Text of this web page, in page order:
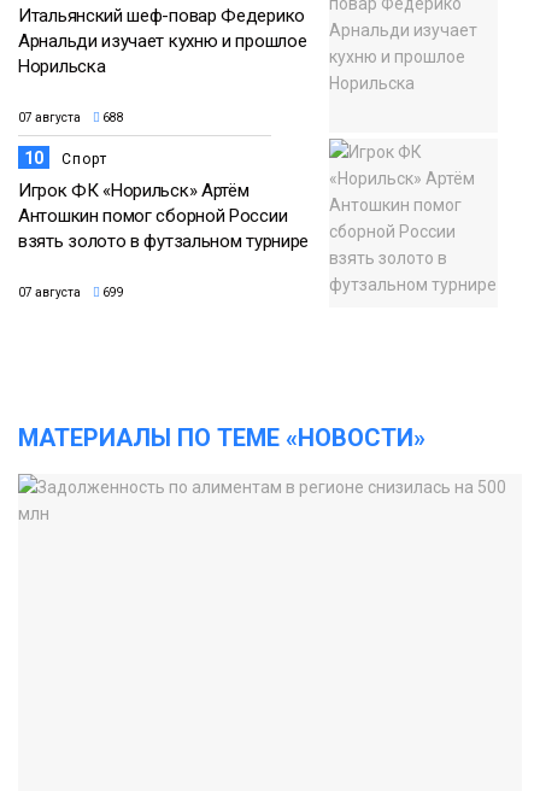
Итальянский шеф-повар Федерико
Арнальди изучает кухню и прошлое
Норильска
07 августа 688
10 Спорт
Игрок ФК «Норильск» Артём
Антошкин помог сборной России
взять золото в футзальном турнире
07 августа 699
МАТЕРИАЛЫ ПО ТЕМЕ «НОВОСТИ»